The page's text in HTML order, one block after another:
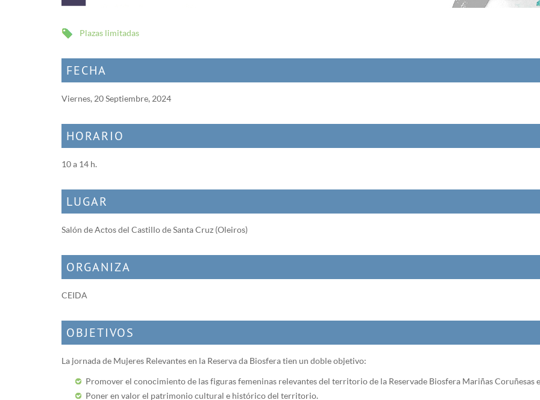
Plazas limitadas
FECHA
Viernes, 20 Septiembre, 2024
HORARIO
10 a 14 h.
LUGAR
Salón de Actos del Castillo de Santa Cruz (Oleiros)
ORGANIZA
CEIDA
OBJETIVOS
La jornada de Mujeres Relevantes en la Reserva da Biosfera tien un doble objetivo:
Promover el conocimiento de las figuras femeninas relevantes del territorio de la Reserva de Biosfera Mariñas Coruñesas
Poner en valor el patrimonio cultural e histórico del territorio.